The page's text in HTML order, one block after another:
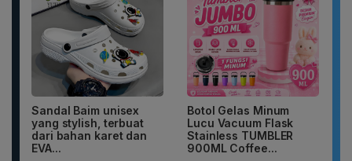
Sandal Baim unisex
yang stylish, terbuat
dari bahan karet dan
EVA...
Botol Gelas Minum
Lucu Vacuum Flask
Stainless TUMBLER
900ML Coffee...